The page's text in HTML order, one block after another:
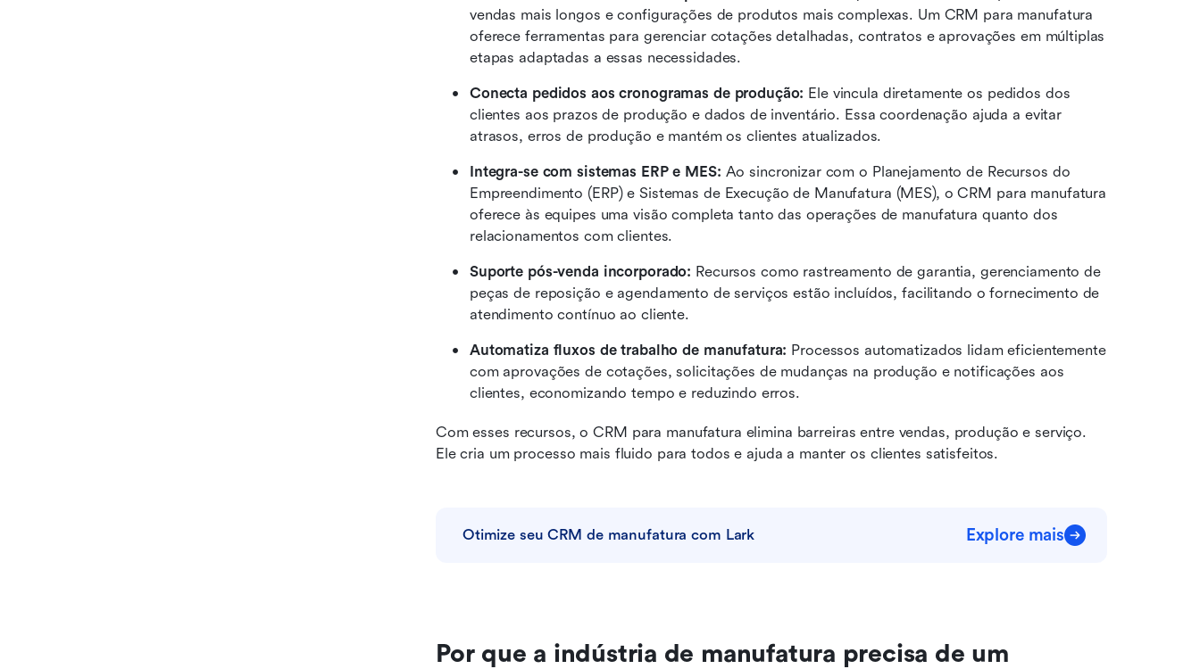
vendas mais longos e configurações de produtos mais complexas. Um CRM para manufatura
oferece ferramentas para gerenciar cotações detalhadas, contratos e aprovações em múltiplas
etapas adaptadas a essas necessidades.
Conecta pedidos aos cronogramas de produção: Ele vincula diretamente os pedidos dos
clientes aos prazos de produção e dados de inventário. Essa coordenação ajuda a evitar
atrasos, erros de produção e mantém os clientes atualizados.
Integra-se com sistemas ERP e MES: Ao sincronizar com o Planejamento de Recursos do
Empreendimento (ERP) e Sistemas de Execução de Manufatura (MES), o CRM para manufatura
oferece às equipes uma visão completa tanto das operações de manufatura quanto dos
relacionamentos com clientes.
Suporte pós-venda incorporado: Recursos como rastreamento de garantia, gerenciamento de
peças de reposição e agendamento de serviços estão incluídos, facilitando o fornecimento de
atendimento contínuo ao cliente.
Automatiza fluxos de trabalho de manufatura: Processos automatizados lidam eficientemente
com aprovações de cotações, solicitações de mudanças na produção e notificações aos
clientes, economizando tempo e reduzindo erros.
Com esses recursos, o CRM para manufatura elimina barreiras entre vendas, produção e serviço.
Ele cria um processo mais fluido para todos e ajuda a manter os clientes satisfeitos.
Otimize seu CRM de manufatura com Lark Explore mais
Por que a indústria de manufatura precisa de um